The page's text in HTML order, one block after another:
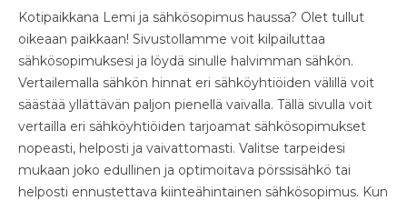
Kotipaikkana Lemi ja sähkösopimus haussa? Olet tullut
oikeaan paikkaan! Sivustollamme voit kilpailuttaa
sähkösopimuksesi ja löydä sinulle halvimman sähkön.
Vertailemalla sähkön hinnat eri sähköyhtiöiden välillä voit
säästää yllättävän paljon pienellä vaivalla. Tällä sivulla voit
vertailla eri sähköyhtiöiden tarjoamat sähkösopimukset
nopeasti, helposti ja vaivattomasti. Valitse tarpeidesi
mukaan joko edullinen ja optimoitava pörssisähkö tai
helposti ennustettava kiinteähintainen sähkösopimus. Kun